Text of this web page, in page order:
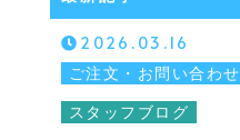
2026.03.16
ご注文・お問い合わせ
スタッフブログ